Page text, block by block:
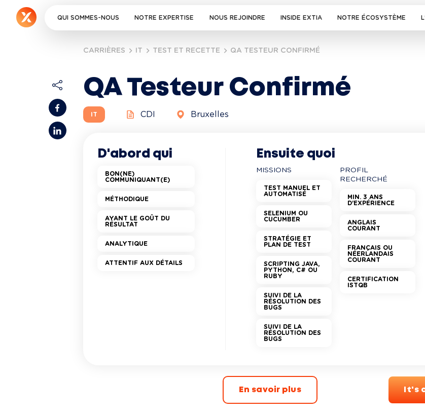
QUI SOMMES-NOUS NOTRE EXPERTISE NOUS REJOINDRE INSIDE EXTIA NOTRE ÉCOSYSTÈME
CARRIÈRES IT TEST ET RECETTE QA TESTEUR CONFIRMÉ
QA Testeur Confirmé
IT CDI Bruxelles
D'abord qui
BON(NE)
COMMUNIQUANT(E)
MÉTHODIQUE
AYANT LE GOÛT DU
RÉSULTAT
ANALYTIQUE
ATTENTIF AUX DÉTAILS
Ensuite quoi
MISSIONS
TEST MANUEL ET
AUTOMATISÉ
SELENIUM OU
CUCUMBER
STRATÉGIE ET
PLAN DE TEST
SCRIPTING JAVA,
PYTHON, C# OU
RUBY
SUIVI DE LA
RÉSOLUTION DES
BUGS
SUIVI DE LA
RÉSOLUTION DES
BUGS
PROFIL
RECHERCHÉ
MIN. 3 ANS
D'EXPÉRIENCE
ANGLAIS
COURANT
FRANÇAIS OU
NÉERLANDAIS
COURANT
CERTIFICATION
ISTQB
En savoir plus It's